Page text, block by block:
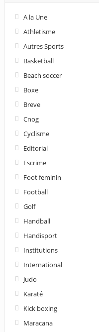
A la Une
Athletisme
Autres Sports
Basketball
Beach soccer
Boxe
Breve
Cnog
Cyclisme
Editorial
Escrime
Foot feminin
Football
Golf
Handball
Handisport
Institutions
International
Judo
Karaté
Kick boxing
Maracana